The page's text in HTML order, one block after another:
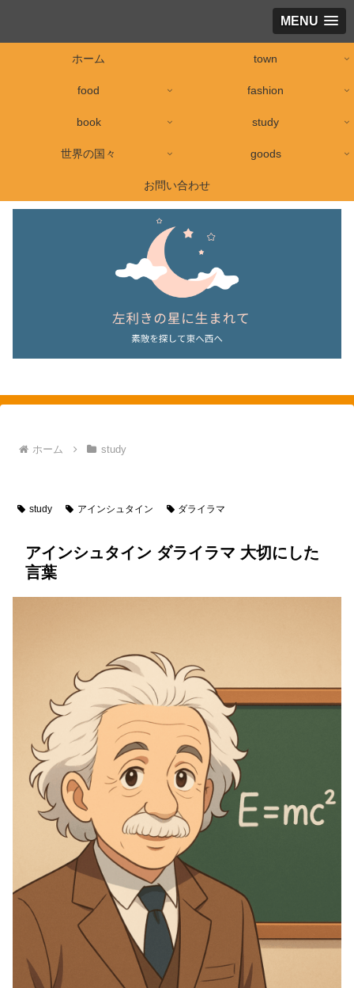
MENU
ホーム town
food fashion
book study
世界の国々 goods
お問い合わせ
ホーム study
study アインシュタイン ダライラマ
アインシュタイン ダライラマ 大切にした
言葉